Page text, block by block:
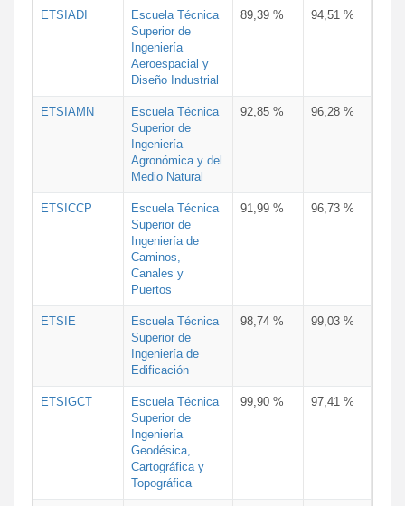
ETSIADI
Escuela Técnica
Superior de
Ingeniería
Aeroespacial y
Diseño Industrial
89,39 % 94,51 %
ETSIAMN
Escuela Técnica
Superior de
Ingeniería
Agronómica y del
Medio Natural
92,85 % 96,28 %
ETSICCP
Escuela Técnica
Superior de
Ingeniería de
Caminos,
Canales y
Puertos
91,99 % 96,73 %
ETSIE
Escuela Técnica
Superior de
Ingeniería de
Edificación
98,74 % 99,03 %
ETSIGCT
Escuela Técnica
Superior de
Ingeniería
Geodésica,
Cartográfica y
Topográfica
99,90 % 97,41 %